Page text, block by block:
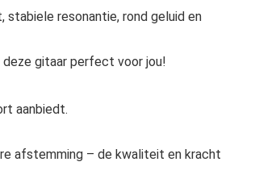
stabiele resonantie, rond geluid en
deze gitaar perfect voor jou!
aanbiedt.
afstemming – de kwaliteit en kracht